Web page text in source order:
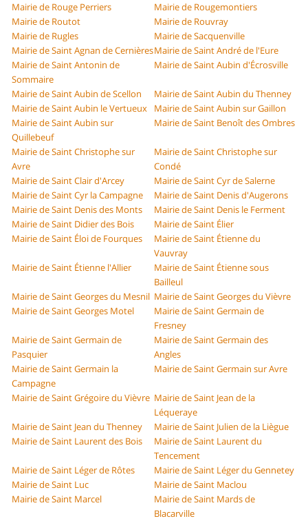
Mairie de Rouge Perriers
Mairie de Rougemontiers
Mairie de Routot
Mairie de Rouvray
Mairie de Rugles
Mairie de Sacquenville
Mairie de Saint Agnan de CernièresMairie de Saint André de l'Eure
Mairie de Saint Antonin de
Sommaire
Mairie de Saint Aubin d'Écrosville
Mairie de Saint Aubin de Scellon
Mairie de Saint Aubin du Thenney
Mairie de Saint Aubin le Vertueux
Mairie de Saint Aubin sur Gaillon
Mairie de Saint Aubin sur
Quillebeuf
Mairie de Saint Benoît des Ombres
Mairie de Saint Christophe sur
Avre
Mairie de Saint Christophe sur
Condé
Mairie de Saint Clair d'Arcey
Mairie de Saint Cyr de Salerne
Mairie de Saint Cyr la Campagne
Mairie de Saint Denis d'Augerons
Mairie de Saint Denis des Monts
Mairie de Saint Denis le Ferment
Mairie de Saint Didier des Bois
Mairie de Saint Élier
Mairie de Saint Éloi de Fourques
Mairie de Saint Étienne du
Vauvray
Mairie de Saint Étienne l'Allier
Mairie de Saint Étienne sous
Bailleul
Mairie de Saint Georges du Mesnil Mairie de Saint Georges du Vièvre
Mairie de Saint Georges Motel
Mairie de Saint Germain de
Fresney
Mairie de Saint Germain de
Pasquier
Mairie de Saint Germain des
Angles
Mairie de Saint Germain la
Campagne
Mairie de Saint Germain sur Avre
Mairie de Saint Grégoire du Vièvre Mairie de Saint Jean de la
Léqueraye
Mairie de Saint Jean du Thenney
Mairie de Saint Julien de la Liègue
Mairie de Saint Laurent des Bois
Mairie de Saint Laurent du
Tencement
Mairie de Saint Léger de Rôtes
Mairie de Saint Léger du Gennetey
Mairie de Saint Luc
Mairie de Saint Maclou
Mairie de Saint Marcel
Mairie de Saint Mards de
Blacarville